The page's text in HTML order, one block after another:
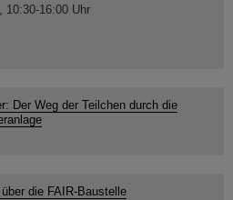
10:30-16:00 Uhr
Der Weg der Teilchen durch die
über die FAIR-Baustelle